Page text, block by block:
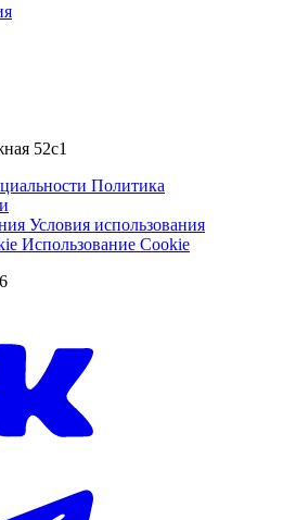
52с1
Политика
Условия использования
Использование Cookie